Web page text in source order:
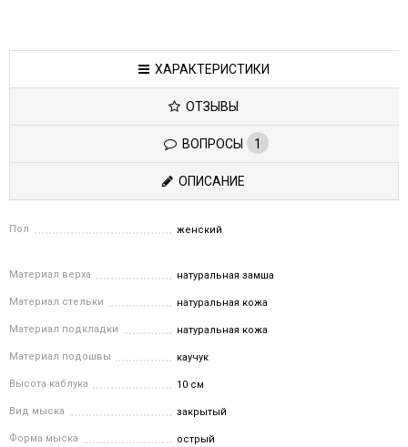
ХАРАКТЕРИСТИКИ
ОТЗЫВЫ
ВОПРОСЫ 1
ОПИСАНИЕ
Пол женский
Материал верха натуральная замша
Материал стельки натуральная кожа
Материал подкладки натуральная кожа
Материал подошвы каучук
Высота каблука 10 см
Вид мыска закрытый
Форма мыска острый